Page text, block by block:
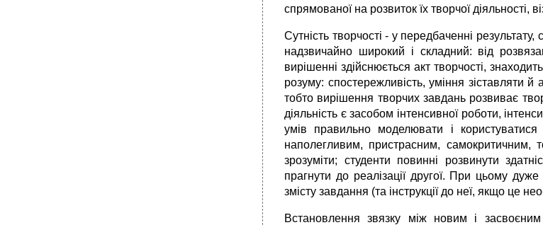
спрямованої на розвиток їх творчої
Сутність творчості - у передбаченні
надзвичайно широкий і складний: від
вирішенні здійснюється акт творчості,
розуму: спостережливість, уміння зіставляти й
тобто вирішення творчих завдань розвиває
діяльність є засобом інтенсивної роботи,
умів правильно моделювати і
наполегливим, пристрасним, самокритичним,
зрозуміти; студенти повинні розвинути
прагнути до реалізації другої. При цьому
змісту завдання (та інструкції до неї, якщо це
Встановлення звязку між новим і